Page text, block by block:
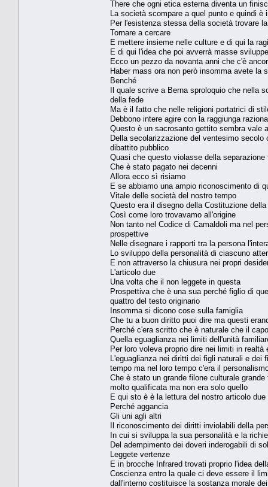
There che ogni etica esterna diventa un
La società scompare a quel punto e quindi è
Per l'esistenza stessa della società trovare
Tornare a cercare
E mettere insieme nelle culture e di qui la
E di qui l'idea che poi avverrà masse
Ecco un pezzo da novanta anni che c'è
Haber mass ora non però insomma avete la
Benché
Il quale scrive a Berna sproloquio che nella
della fede
Ma è il fatto che nelle religioni portatrici di
Debbono intere agire con la raggiunga
Questo è un sacrosanto gettito sembra vale
Della secolarizzazione del ventesimo
dibattito pubblico
Quasi che questo violasse della
Che è stato pagato nei decenni
Allora ecco sì risiamo
E se abbiamo una ampio riconoscimento di
Vitale delle società del nostro tempo
Questo era il disegno della Costituzione
Così come loro trovavamo all'origine
Non tanto nel Codice di Camaldoli ma nel
prospettive
Nelle disegnare i rapporti tra la persona
Lo sviluppo della personalità di ciascuno
E non attraverso la chiusura nei propri
L'articolo due
Una volta che il non leggete in questa
Prospettiva che è una sua perché figlio di
quattro del testo originario
Insomma si dicono cose sulla famiglia
Che tu a buon diritto puoi dire ma questi
Perché c'era scritto che è naturale che il
Quella eguaglianza nei limiti dell'unità
Per loro voleva proprio dire nei limiti in
L'eguaglianza nei diritti dei figli naturali e dei
tempo ma nel loro tempo c'era il
Che è stato un grande filone culturale
molto qualificata ma non era solo quello
E qui sto è è la lettura del nostro articolo due
Perché aggancia
Gli uni agli altri
Il riconoscimento dei diritti inviolabili della
In cui si sviluppa la sua personalità e la
Del adempimento dei doveri inderogabili di
Leggete vertenze
E in brocche Infrared trovati proprio l'idea
Coscienza entro la quale ci deve essere il
dall'interno costituisce la sostanza morale